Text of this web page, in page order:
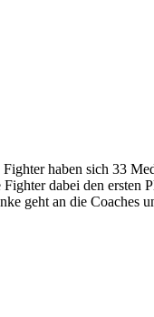
haben sich 33
dabei den
geht an die Coaches